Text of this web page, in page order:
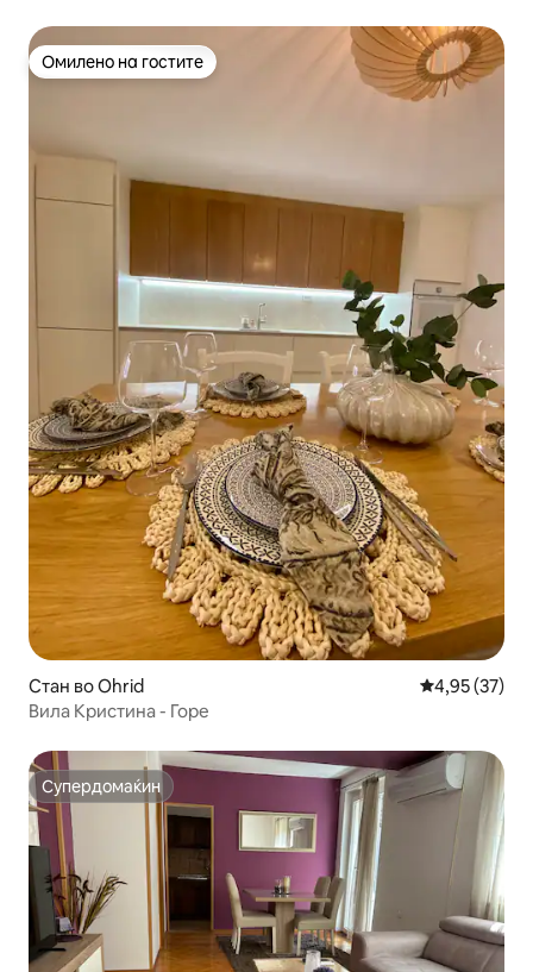
Омилено на гостите
Омилено на гостите
Стан во Ohrid Просечна
4,95 (37)
Вила Кристина - Горе
Супердомаќин
Супердомаќин